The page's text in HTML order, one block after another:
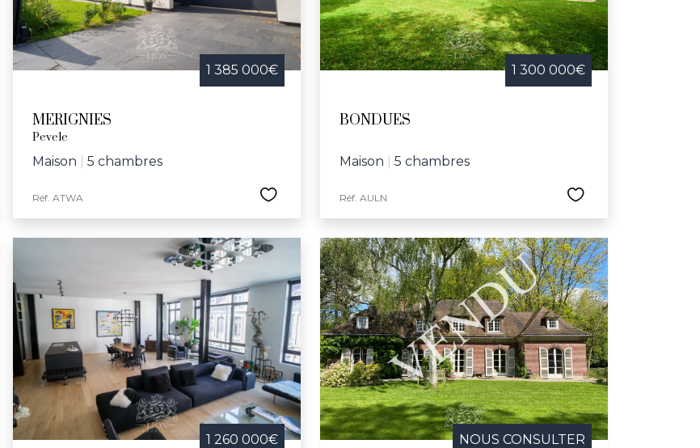
1 385 000€
MERIGNIES
Pevele
Maison 5 chambres
Réf. ATWA
1 300 000€
BONDUES
Maison 5 chambres
Réf. AULN
1 260 000€ NOUS CONSULTER